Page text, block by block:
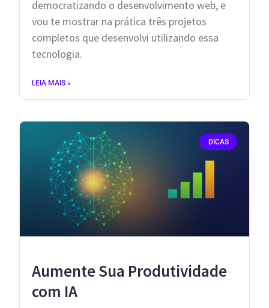
democratizando o desenvolvimento web, e
vou te mostrar na prática três projetos
completos que desenvolvi utilizando essa
tecnologia.
LEIA MAIS »
DICAS
Aumente Sua Produtividade
com IA